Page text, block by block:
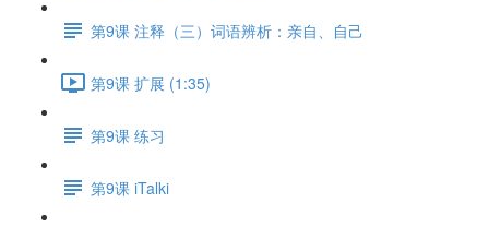
第9课 注释（三）词语辨析：亲自、自己
第9课 扩展 (1:35)
第9课 练习
第9课 iTalki